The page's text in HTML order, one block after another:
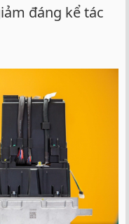
đáng kể tác